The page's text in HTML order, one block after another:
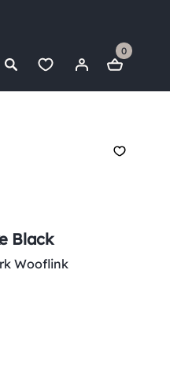
0
Black
Wooflink